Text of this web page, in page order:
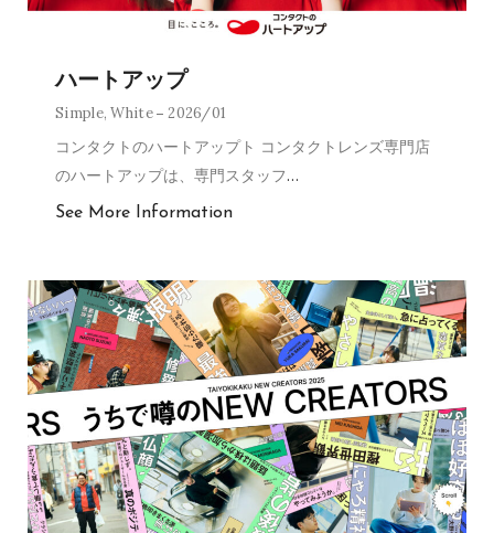
ハートアップ
Simple,White 2026/01
コンタクトのハートアップト コンタクトレンズ専門店
のハートアップは、専門スタッフ…
See More Information